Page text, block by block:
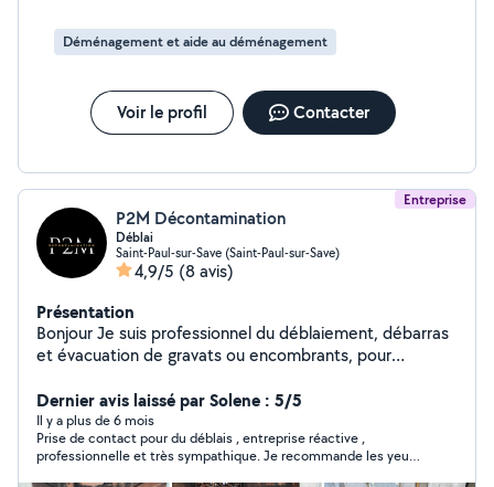
Déménagement et aide au déménagement
Voir le profil Contacter
Entreprise
P2M Décontamination
Déblai
Saint-Paul-sur-Save (Saint-Paul-sur-Save)
4,9/5 (8 avis)
Présentation
Bonjour Je suis professionnel du déblaiement, débarras
et évacuation de gravats ou encombrants, pour
Déblais après travaux ou sinistre Vidage de maison,
appartement, cave, garage Évacuation de gravats,
meubles, déchets Remise au propre après débarras
Intervention rapide Travail soigné et sérieux Devis clair
Dernier avis laissé par Solene : 5/5
Il y a plus de 6 mois
Prise de contact pour du déblais , entreprise réactive ,
professionnelle et très sympathique. Je recommande les yeux